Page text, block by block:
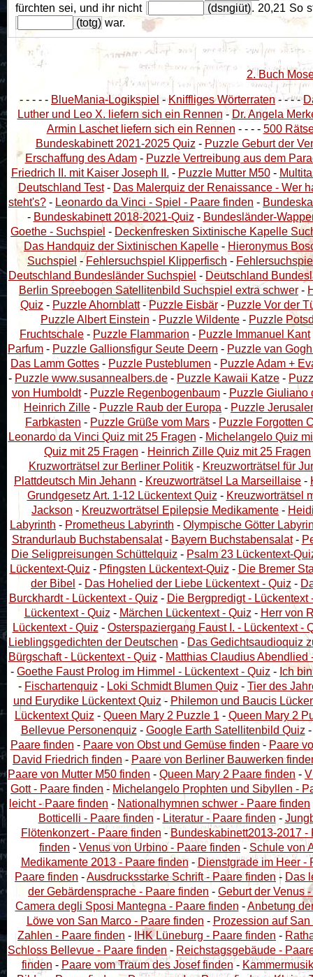
fürchten sei, und ihr nicht
(dsngiüt). 20,21 So
(totg) war.
2. Buch
- - - - - BlueMania-Logikspiel -Kniffliges Wörterraten- - - -
Luther und Leo X. liefern sich ein Rennen- Dr. Angela
Armin Laschet liefern sich ein Rennen - - - - 500
Bundeskabinett 2021-2025 Quiz - Puzzle Geburt der
Erschaffung des Adam- Puzzle Vertreibung aus dem
Friedrich II. mit Kaiser Joseph II. - Puzzle Mutter M50-
Deutschland Test- Das Malerquiz der Renaissance - Wer
steht's? - Leonardo da Vinci - Spiel - Paare finden -
- Bundeskabinett 2018-2021-Quiz - Bundesländer-
Goethe - Suchspiel - Deckenfresken Sixtinische Kapelle
Das Handquiz der Sixtinischen Kapelle- Hieronymus
Suchspiel -Fehlersuchspiel Klipperfisch -
Deutschland Bundesländer Suchspiel - Deutschland
Berlin Spreebogen Satellitenbild Suchspiel extra schwer -
Quiz - Puzzle Ahornblatt-Puzzle Eisbär - Puzzle Vor der
Puzzle Albert Einstein - Puzzle Wildente - Puzzle
Fruchtschale - Puzzle Flammarion - Puzzle Immanuel Kant
Parfum - Puzzle Gallionsfigur Seute Deern - Puzzle van
Das Lamm Gottes - Puzzle Pusteblumen - Puzzle Adam +
- Puzzle www.susannealbers.de - Puzzle Kawaii Katze -
von Humboldt- Puzzle Regenbogenbaum- Puzzle Giuliano
Heinrich Zille - Puzzle Raub der Europa - Puzzle
Farbkasten - Puzzle Grüße vom Mars - Puzzle Forgotten
Leonardo da Vinci Quiz mit 25 Fragen - Michelangelo Quiz
Quiz mit 25 Fragen - Heinrich Zille Quiz mit 25 Fragen
Kruzworträtsel zur Berliner Politik- Kreuzworträtsel für
Plattdeutsch Min Jehann - Kreuzworträtsel La Marseillaise -
Grundgesetz Art. 1-12 Lückentext Quiz - Kreuzworträtsel
Jackson - Kreuzworträtsel Epilepsie Medikamente-
Labyrinth - Prometheus Labyrinth - Olympische Götter
Strandurlaub Buchstabensalat- Bayern Buchstabensalat-
Die Seligpreisungen Schüttelquiz - Psalm 23 Lückentext-
Lückentext-Quiz - Pfingsten Lückentext-Quiz - Die Bremer
der Bibel - Das Hohelied der Liebe Lückentext - Quiz -
Burckhardt - Lückentext - Quiz - Die Bergpredigt - Lückentext
Lückentext - Quiz - Märchen Lückentext - Quiz - Herr von
Lückentext - Quiz - Osterspaziergang Faust I. - Lückentext -
Lieblingsgedichten der Deutschen - Das Gedichtsaudioquiz
Bürgschaft - Lückentext - Quiz - Matthias Claudius Abendlied
- Goethe Faust Prolog im Himmel - Lückentext - Quiz - Ich
- Fischartenquiz - Loki Schmidt Blumen Quiz - Tier des
und Eurydike Lückentext Quiz- Philemon und Baucis
Lückentext Quiz - Queen Mary 2 Puzzle 1 - Queen Mary 2
Bellevue Personenquiz - Google Earth Satellitenbild Quiz
Paare finden - Paare von Obst und Gemüse finden - Paare
David Friedrich finden - Paare von Berliner Bauwerken
Paare von Mutter M50 finden - Queen Mary 2 Paare finden -
Gott - Paare finden - Michelangelo Prophten und Sibyllen -
leicht - Paare finden - Nationalhymnen schwer - Paare finden
Botticelli - Paare finden - Literatur - Paare finden -
Flötenkonzert - Paare finden -Bundeskabinett2013-2017 -
finden - Venus von Urbino - Paare finden - Schule von
Medikamente 2013 - Paare finden - Dienstgrade im Heer -
Paare finden -Ausdrucksstarke Schrift - Paare finden - Das
der Gebärdensprache - Paare finden - Geburt der Venus
Camera degli Sposi Mantegna - Paare finden -Anbetung
Löwe von San Marco - Paare finden - Prozession auf
Zahlen - Paare finden - IHK Lüneburg - Paare finden -
Schloss Bellevue - Paare finden - Reichstagsgebäude -
finden - Paare vom Traum des Josef finden-